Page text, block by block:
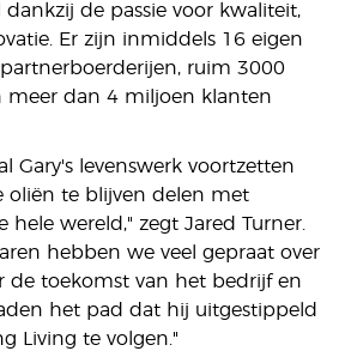
de passie voor kwaliteit,
Er zijn inmiddels 16 eigen
ruim 3000
meer dan 4 miljoen klanten
Gary's levenswerk voortzetten
oliën te blijven delen met
hele wereld," zegt Jared Turner.
hebben we veel gepraat over
de toekomst van het bedrijf en
het pad dat hij uitgestippeld
Living te volgen."